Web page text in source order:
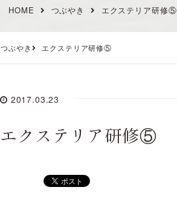
HOME つぶやき エクステリア研修⑤
つぶやき エクステリア研修⑤
2017.03.23
エクステリア研修⑤